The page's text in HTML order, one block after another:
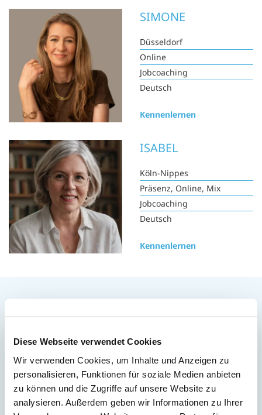
Diese Webseite verwendet Cookies
Wir verwenden Cookies, um Inhalte und Anzeigen zu
personalisieren, Funktionen für soziale Medien anbieten
zu können und die Zugriffe auf unsere Website zu
analysieren. Außerdem geben wir Informationen zu Ihrer
SIMONE
Düsseldorf
Online
Jobcoaching
Deutsch
Kennenlernen
ISABEL
Köln-Nippes
Präsenz, Online, Mix
Jobcoaching
Deutsch
Kennenlernen
Du möchtest Dir alle unsere Online-Coaches
anschauen? Dann bitte hier entlang:
Jetzt Online-Coach finden